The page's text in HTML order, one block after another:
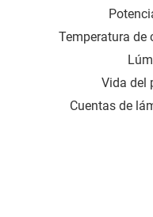
Temperatura de
Vida del
Cuentas de